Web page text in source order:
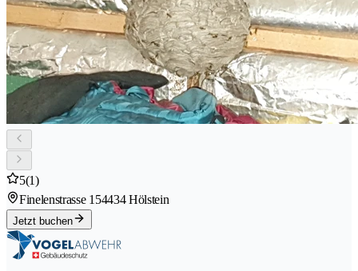
5(1)
Finelenstrasse 154434 Hölstein
Jetzt buchen